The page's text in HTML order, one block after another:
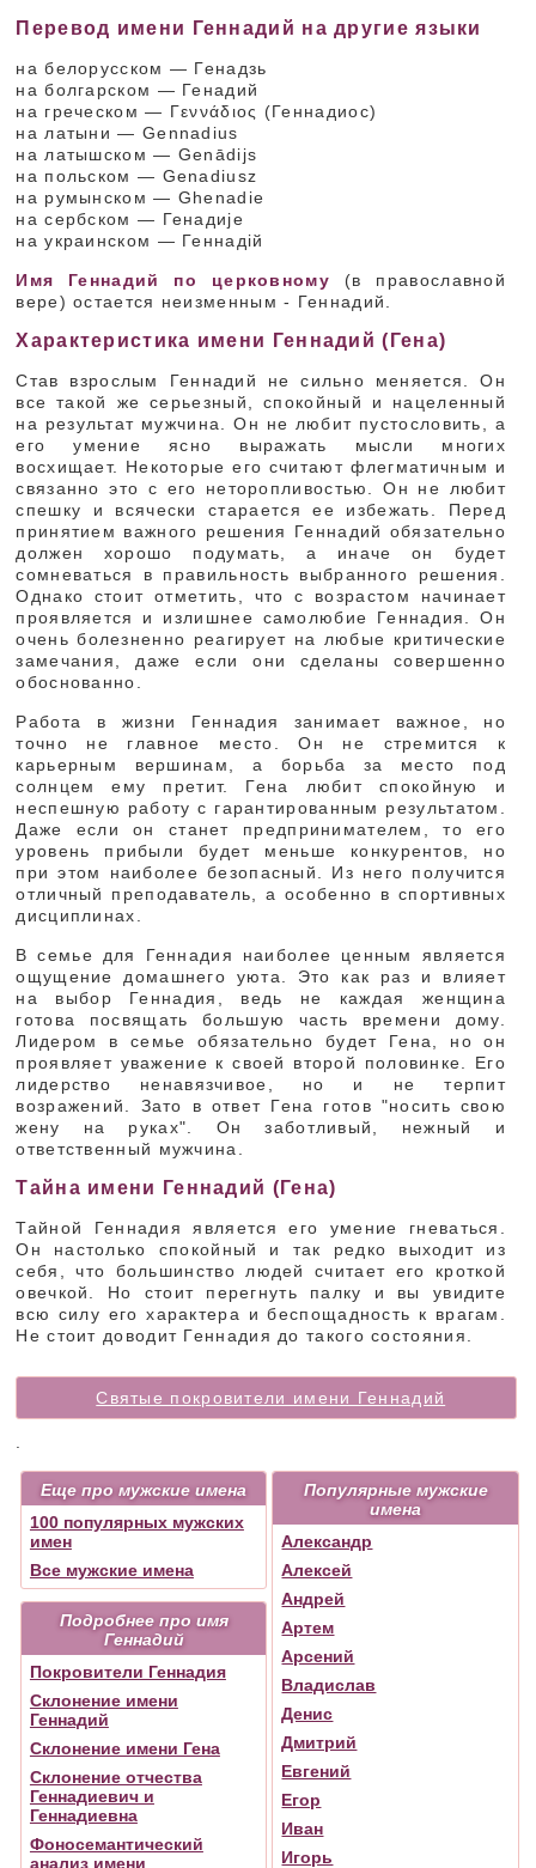
Перевод имени Геннадий на другие языки
на белорусском — Генадзь
на болгарском — Генадий
на греческом — Γεννάδιος (Геннадиос)
на латыни — Gennadius
на латышском — Genādijs
на польском — Genadiusz
на румынском — Ghenadie
на сербском — Генадије
на украинском — Геннадій
Имя Геннадий по церковному (в православной
вере) остается неизменным - Геннадий.
Характеристика имени Геннадий (Гена)
Став взрослым Геннадий не сильно меняется. Он
все такой же серьезный, спокойный и нацеленный
на результат мужчина. Он не любит пустословить, а
его умение ясно выражать мысли многих
восхищает. Некоторые его считают флегматичным и
связанно это с его неторопливостью. Он не любит
спешку и всячески старается ее избежать. Перед
принятием важного решения Геннадий обязательно
должен хорошо подумать, а иначе он будет
сомневаться в правильность выбранного решения.
Однако стоит отметить, что с возрастом начинает
проявляется и излишнее самолюбие Геннадия. Он
очень болезненно реагирует на любые критические
замечания, даже если они сделаны совершенно
обоснованно.
Работа в жизни Геннадия занимает важное, но
точно не главное место. Он не стремится к
карьерным вершинам, а борьба за место под
солнцем ему претит. Гена любит спокойную и
неспешную работу с гарантированным результатом.
Даже если он станет предпринимателем, то его
уровень прибыли будет меньше конкурентов, но
при этом наиболее безопасный. Из него получится
отличный преподаватель, а особенно в спортивных
дисциплинах.
В семье для Геннадия наиболее ценным является
ощущение домашнего уюта. Это как раз и влияет
на выбор Геннадия, ведь не каждая женщина
готова посвящать большую часть времени дому.
Лидером в семье обязательно будет Гена, но он
проявляет уважение к своей второй половинке. Его
лидерство ненавязчивое, но и не терпит
возражений. Зато в ответ Гена готов "носить свою
жену на руках". Он заботливый, нежный и
ответственный мужчина.
Тайна имени Геннадий (Гена)
Тайной Геннадия является его умение гневаться.
Он настолько спокойный и так редко выходит из
себя, что большинство людей считает его кроткой
овечкой. Но стоит перегнуть палку и вы увидите
всю силу его характера и беспощадность к врагам.
Не стоит доводит Геннадия до такого состояния.
Святые покровители имени Геннадий
Популярные мужские
имена
Александр
Алексей
Андрей
Артем
Арсений
Владислав
Денис
Дмитрий
Евгений
Егор
Иван
Игорь
Еще про мужские имена
100 популярных мужских
имен
Все мужские имена
Подробнее про имя
Геннадий
Покровители Геннадия
Склонение имени
Геннадий
Склонение имени Гена
Склонение отчества
Геннадиевич и
Геннадиевна
Фоносемантический
анализ имени